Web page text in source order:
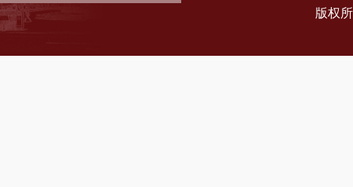
版权